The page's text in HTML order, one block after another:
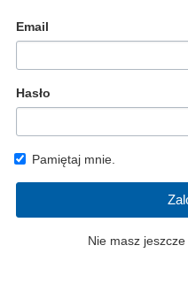
Email
Hasło
Pamiętaj mnie.
Nie masz